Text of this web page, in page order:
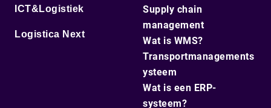
ICT&Logistiek
Logistica Next
Supply chain
management
Wat is WMS?
Transportmanagements
ysteem
Wat is een ERP-
systeem?